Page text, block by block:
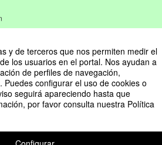
y de terceros que nos permiten medir el
los usuarios en el portal. Nos ayudan a
de perfiles de navegación,
Puedes configurar el uso de cookies o
seguirá apareciendo hasta que
por favor consulta nuestra Política
de los árboles